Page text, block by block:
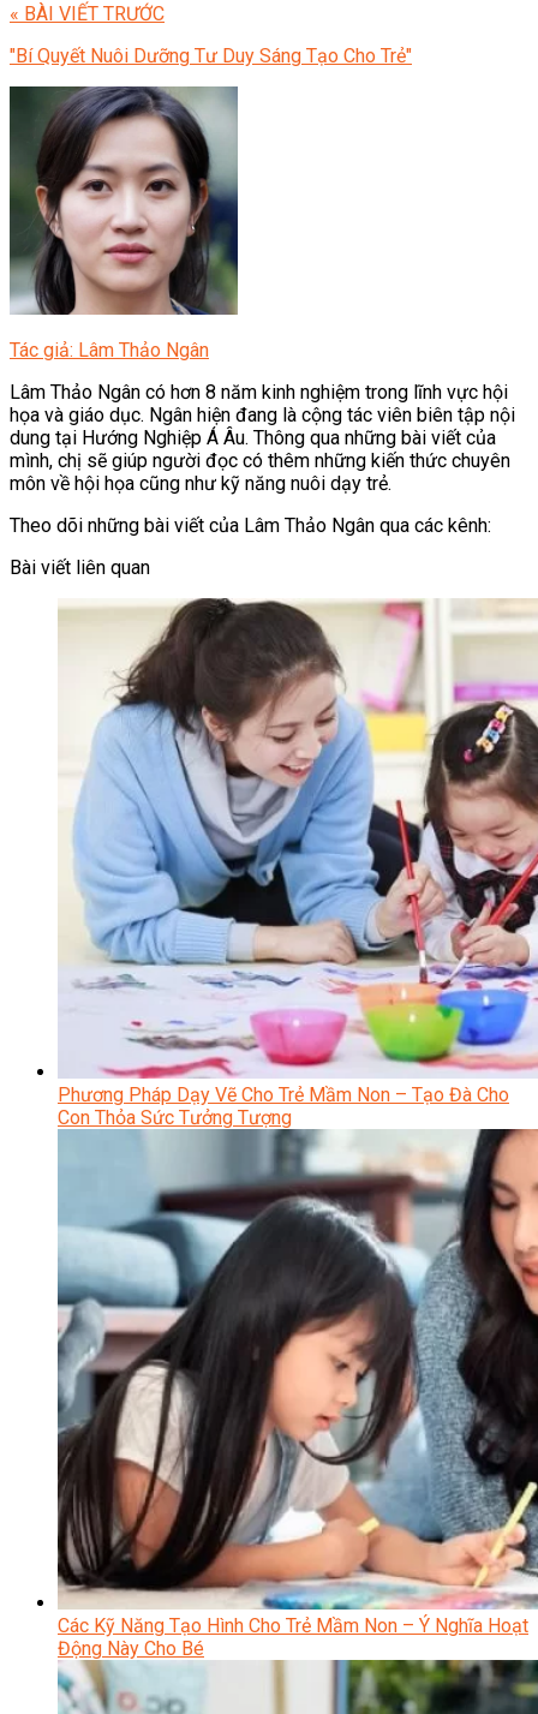
« BÀI VIẾT TRƯỚC
"Bí Quyết Nuôi Dưỡng Tư Duy Sáng Tạo Cho Trẻ"
Tác giả: Lâm Thảo Ngân
Lâm Thảo Ngân có hơn 8 năm kinh nghiệm trong lĩnh vực hội
họa và giáo dục. Ngân hiện đang là cộng tác viên biên tập nội
dung tại Hướng Nghiệp Á Âu. Thông qua những bài viết của
mình, chị sẽ giúp người đọc có thêm những kiến thức chuyên
môn về hội họa cũng như kỹ năng nuôi dạy trẻ.
Theo dõi những bài viết của Lâm Thảo Ngân qua các kênh:
Bài viết liên quan
Phương Pháp Dạy Vẽ Cho Trẻ Mầm Non – Tạo Đà Cho
Con Thỏa Sức Tưởng Tượng
Các Kỹ Năng Tạo Hình Cho Trẻ Mầm Non – Ý Nghĩa Hoạt
Động Này Cho Bé